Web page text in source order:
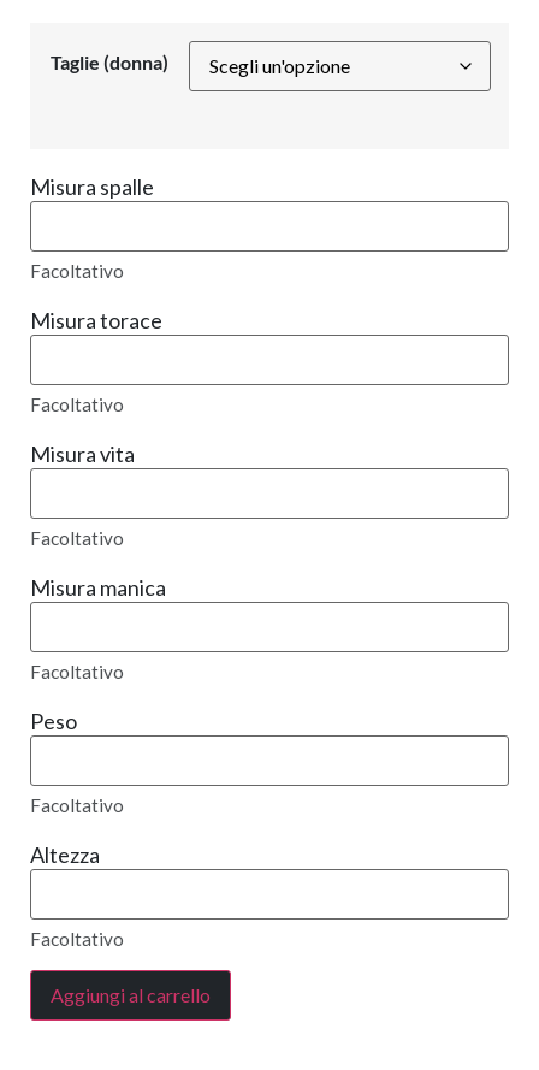
Taglie (donna)
Misura spalle
Facoltativo
Misura torace
Facoltativo
Misura vita
Facoltativo
Misura manica
Facoltativo
Peso
Facoltativo
Altezza
Facoltativo
Aggiungi al carrello